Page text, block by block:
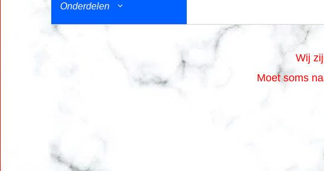
Onderdelen
Wij
Moet soms